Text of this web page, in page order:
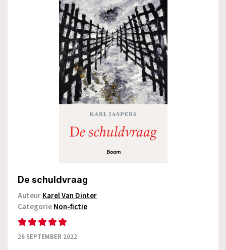
De schuldvraag
AuteurKarel Van Dinter
CategorieNon-fictie
26 SEPTEMBER 2022